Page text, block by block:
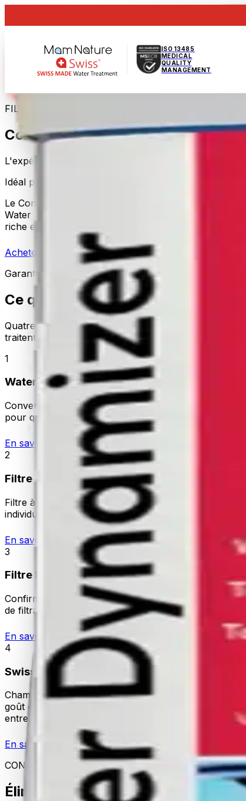
ISO 13485
MEDICAL
QUALITY
MANAGEMENT
FILTRATION D'EAU POUR TOUTE LA MAISON
Complete Set
L'expérience Mam Nature complète — eau propre,
Idéal pour
Le Complete Set ajoute deux composants
Water Dynamizer, qui restructure l'eau via une
riche en minéraux et revitalisée.
Acheter Complete Set
Garantie 10 ans · Livraison gratuite · 60 jours satisfait
Ce qui compose Complete Set
Quatre composants installés en série à l'entrée
traitent chaque goutte avant qu'elle n'atteigne un
1
Water LIME
Convertisseur magnétique anti-calcaire. Installé en
pour que le calcaire cesse de se déposer sur les
En savoir plus
2
Filtre à particules auto-rétrolavage
Filtre à particules de haute qualité à 90 µm. Élimine
individuels — typiquement 15 secondes une à deux
En savoir plus
3
Filtre Fin (Swiss Water Cartridge)
Confirmé en laboratoire par l'ETH Zurich. Charbon
de filtration sélective de l'eau — élimine les
En savoir plus
4
Swiss Water Dynamizer
Chambre à vortex de précision qui restructure l'eau
goût et une sensation de peau / cheveux plus
entretien.
En savoir plus
CONFIRMÉ EN LABORATOIRE DE MANIÈRE
Élimination des contaminants